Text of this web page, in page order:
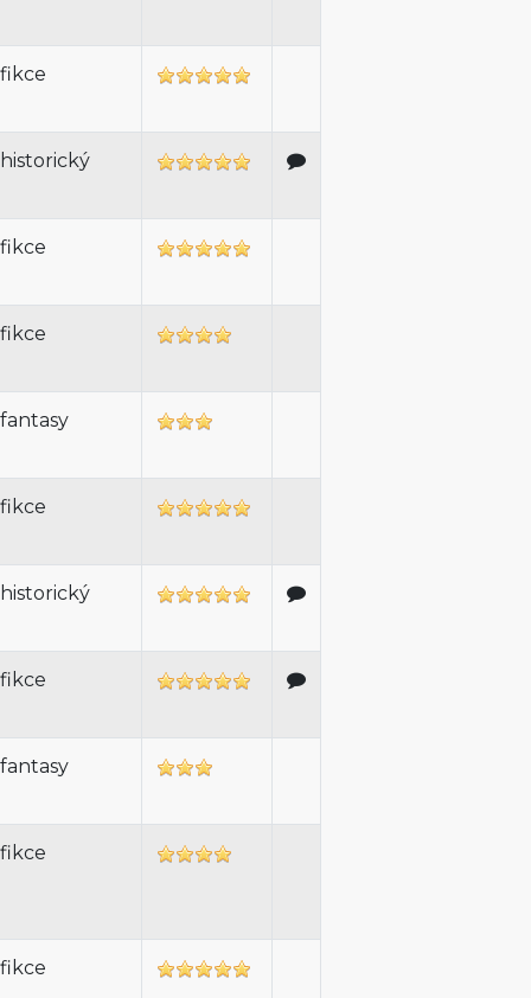
fikce
historický
fikce
fikce
fantasy
fikce
historický
fikce
fantasy
fikce
fikce